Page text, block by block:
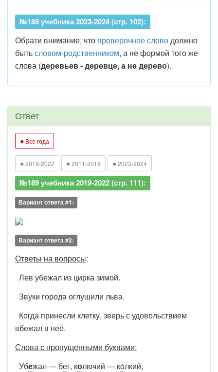
№189 учебника 2023-2024 (стр. 102):
Обрати внимание, что проверочное словодолжно
бытьсловом-родственником, а не формой того же
слова (деревьев - деревце, а не дерево).
Ответ
● Все года
● 2019-2022 ● 2011-2018 ● 2023-2024
№189 учебника 2019-2022 (стр. 111):
Вариант ответа #1:
Вариант ответа #2:
Ответы на вопросы:
Лев убежал из цирка зимой.
Звуки города оглушили льва.
Когда принесли клетку, зверь с удовольствием
вбежал в неё.
Слова с пропущенными буквами:
Убежал — бег, колючий — ко́лкий,